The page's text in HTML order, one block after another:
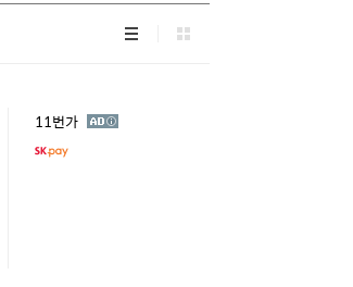
리
스
그
리
11번가 광